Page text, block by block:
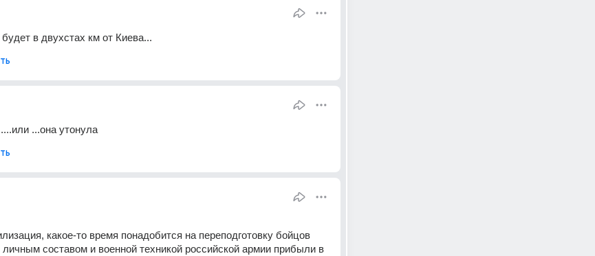
в двухстах км от Киева...
...она утонула
какое-то время понадобится на переподготовку бойцов
составом и военной техникой российской армии прибыли в